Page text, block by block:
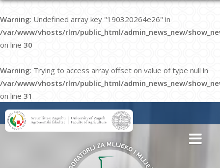
Warning: Undefined array key "190320264e26" in
/var/www/vhosts/rlm/public_html/admin_news_new/
on line 30
Warning: Trying to access array offset on value of type null in
/var/www/vhosts/rlm/public_html/admin_news_new/
on line 31